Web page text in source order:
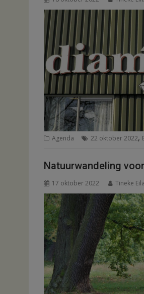
Agenda 22 oktober 2022,
Natuurwandeling
17 oktober 2022 Tineke